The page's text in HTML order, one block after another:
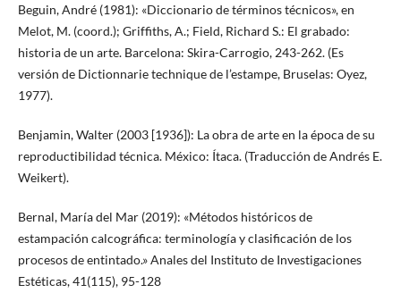
Beguin, André (1981): «Diccionario de términos técnicos», en
Melot, M. (coord.); Griffiths, A.; Field, Richard S.: El grabado:
historia de un arte. Barcelona: Skira-Carrogio, 243-262. (Es
versión de Dictionnarie technique de l’estampe, Bruselas: Oyez,
1977).
Benjamin, Walter (2003 [1936]): La obra de arte en la época de su
reproductibilidad técnica. México: Ítaca. (Traducción de Andrés E.
Weikert).
Bernal, María del Mar (2019): «Métodos históricos de
estampación calcográfica: terminología y clasificación de los
procesos de entintado.» Anales del Instituto de Investigaciones
Estéticas, 41(115), 95-128